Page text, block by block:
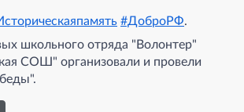
#ДоброРФ.
школьного отряда "Волонтер"
СОШ" организовали и провели